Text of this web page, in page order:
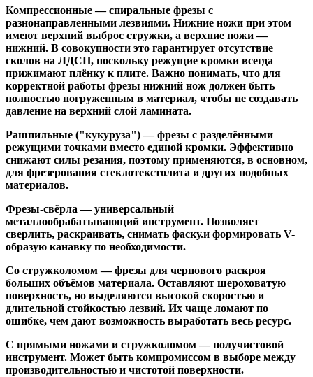
Компрессионные— спиральные фрезы с
разнонаправленными лезвиями. Нижние ножи при этом
имеют верхний выброс стружки, а верхние ножи —
нижний. В совокупности это гарантирует отсутствие
сколов на ЛДСП, поскольку режущие кромки всегда
прижимают плёнку к плите. Важно понимать, что для
корректной работы фрезы нижний нож должен быть
полностью погруженным в материал, чтобы не создавать
давление на верхний слой ламината.
Рашпильные ("кукуруза")— фрезы с разделёнными
режущими точками вместо единой кромки. Эффективно
снижают силы резания, поэтому применяются, в основном,
для фрезерования стеклотекстолита и других подобных
материалов.
Фрезы-свёрла — универсальный
металлообрабатывающий инструмент. Позволяет
сверлить, раскраивать, снимать фаску.и формировать V-
образую канавку по необходимости.
Со стружколомом— фрезы для чернового раскроя
больших объёмов материала. Оставляют шероховатую
поверхность, но выделяются высокой скоростью и
длительной стойкостью лезвий. Их чаще ломают по
ошибке, чем дают возможность выработать весь ресурс.
С прямыми ножами и стружколомом— получистовой
инструмент. Может быть компромиссом в выборе между
производительностью и чистотой поверхности.